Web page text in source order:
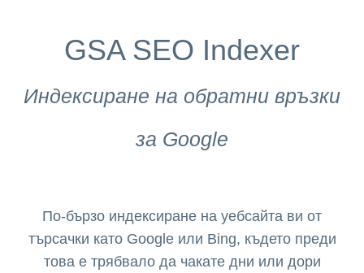
GSA SEO Indexer
Индексиране на обратни връзки
за Google
По-бързо индексиране на уебсайта ви от
търсачки като Google или Bing, където преди
това е трябвало да чакате дни или дори